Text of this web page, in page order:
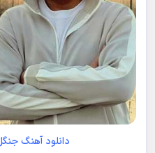
دانلود آهنگ